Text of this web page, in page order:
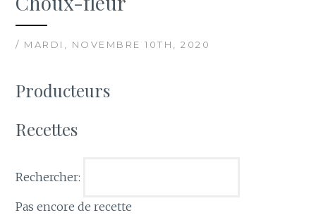
/ MARDI, NOVEMBRE 10TH, 2020
Producteurs
Recettes
Rechercher:
Pas encore de recette